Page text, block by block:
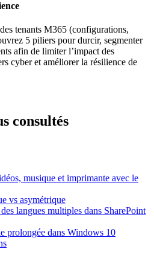
tenants M365 (configurations,
5 piliers pour durcir, segmenter
afin de limiter l’impact des
cyber et améliorer la résilience de
consultés
musique et imprimante avec le
vs asymétrique
langues multiples dans SharePoint
prolongée dans Windows 10